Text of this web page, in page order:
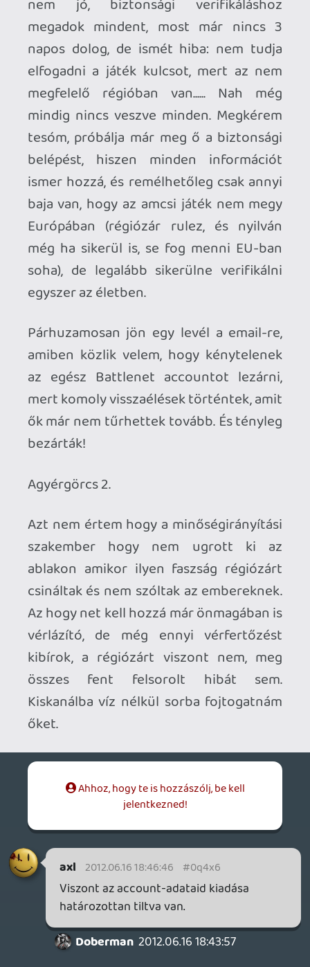
jelentkezned!
axl 2012.06.16 18:46:46
Viszont az account-adataid kiadása
határozottan tiltva van.
Doberman 2012.06.16 18:43:57
Doberman
Azzal hogy visszaadják a pénzt ők
ismerték el, hogy a a battle.net
kulcskompatibilitási hiányosságot.
Szerintem.
Azt elismerem, hogy lett volna egyszerűbb
megoldás is, de sajnos kénytelen leszek a
hülye amcsi elvvel most egyetérteni: ami
nincs tiltva azt szabad.
axl 2012.06.16 18:22:33
#0q4x4
Ha a "zseniális kiszolgálás" alatt azt érted,
hogy a regisztráláskor általad is
elfogadott feltételek szerint jártak el,
akkor valóban. 😛
Elismerhetnéd végre, hogy ez most a te
Doberman 2012.06.16 17:18:02
Doberman 2012.06.16 17:18:02 #0q4x3
Naja, ez lesz, pedig a zseniális kiszolgálás
után kedvem támadt volna letorrentezni
és feltört verziót játszani, csak amiatt
hogy a lelkiismeretem megnyugodjon. 😛
CeXzer 2012.06.16 17:07:11
CeXzer 2012.06.16 17:07:11 #0q4x2
Akkor kapsz pénzt, veszel másikat itthon
és csinálsz egy normal accountot. Végülis
ha nem volt rajta semmi más, akkor nem
nagyon buktál, nem?
Doberman
Doberman 2012.06.16 08:54:33 #0q4x1
Sajnálattal közlik, hogy az account-t nem
Marad egyelőre a permban. Ugyanis cross
kontinens manőverek teljesen illegálisak.
CeXzer 2012.06.15 20:17:41 #0q4x0
Reméljük, nem permbannal jutalmaznak,
azonosítanak, mint a jogos tulajt és
visszakapod.